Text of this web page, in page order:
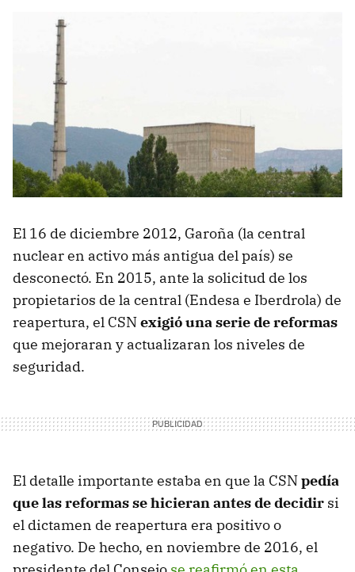
El 16 de diciembre 2012, Garoña (la central
nuclear en activo más antigua del país) se
desconectó. En 2015, ante la solicitud de los
propietarios de la central (Endesa e Iberdrola) de
reapertura, el CSNexigió una serie de reformas
que mejoraran y actualizaran los niveles de
seguridad.
El detalle importante estaba en que la CSNpedía
que las reformas se hicieran antes de decidir si
el dictamen de reapertura era positivo o
negativo. De hecho, en noviembre de 2016, el